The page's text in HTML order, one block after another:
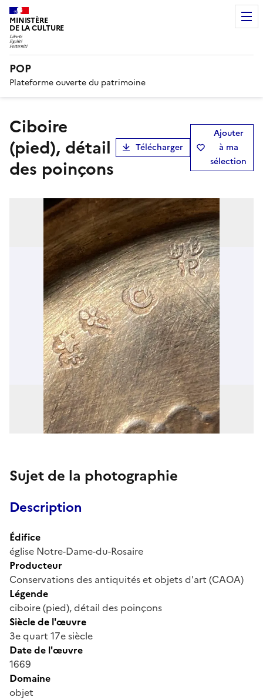
MINISTÈRE
DE LA CULTURE
POP
Plateforme ouverte du patrimoine
ciboire
(pied), détail
des poinçons
Télécharger
Ajouter
à ma
sélection
Sujet de la photographie
Description
Édifice
église Notre-Dame-du-Rosaire
Producteur
Conservations des antiquités et objets d'art (CAOA)
Légende
ciboire (pied), détail des poinçons
Siècle de l'œuvre
3e quart 17e siècle
Date de l'œuvre
1669
Domaine
objet